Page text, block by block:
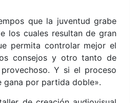
que la juventud grabe
los cuales resultan de gran
permita controlar mejor el
consejos y otro tanto de
Y si el proceso
gana por partida doble».